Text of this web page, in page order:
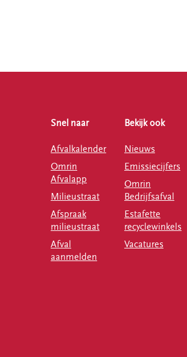
Snel naar
Afvalkalender
Omrin
Afvalapp
Milieustraat
Afspraak
milieustraat
Afval
aanmelden
Bekijk ook
Nieuws
Emissiecijfers
Omrin
Bedrijfsafval
Estafette
recyclewinkels
Vacatures